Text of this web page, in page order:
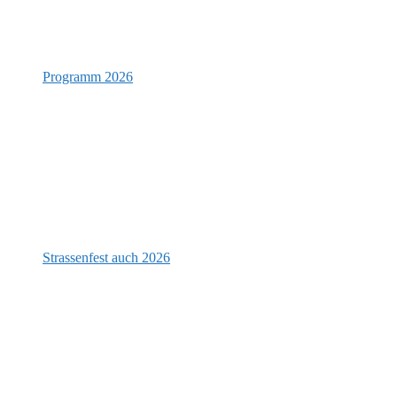
Programm 2026
Strassenfest auch 2026